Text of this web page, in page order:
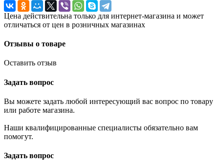
Цена действительна только для интернет-магазина и может
отличаться от цен в розничных магазинах
Отзывы о товаре
Оставить отзыв
Задать вопрос
Вы можете задать любой интересующий вас вопрос по товару
или работе магазина.
Наши квалифицированные специалисты обязательно вам
помогут.
Задать вопрос